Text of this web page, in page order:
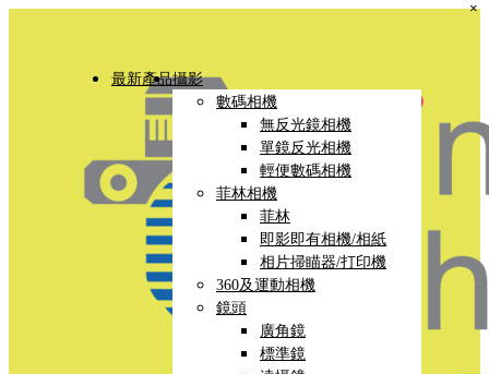
最新產品攝影
數碼相機
無反光鏡相機
單鏡反光相機
輕便數碼相機
菲林相機
菲林
即影即有相機/相紙
相片掃瞄器/打印機
360及運動相機
鏡頭
廣角鏡
標準鏡
×